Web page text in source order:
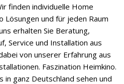
finden individuelle Home
Lösungen und für jeden Raum
erhalten Sie Beratung,
Service und Installation aus
von unserer Erfahrung aus
Faszination Heimkino.
in ganz Deutschland sehen und